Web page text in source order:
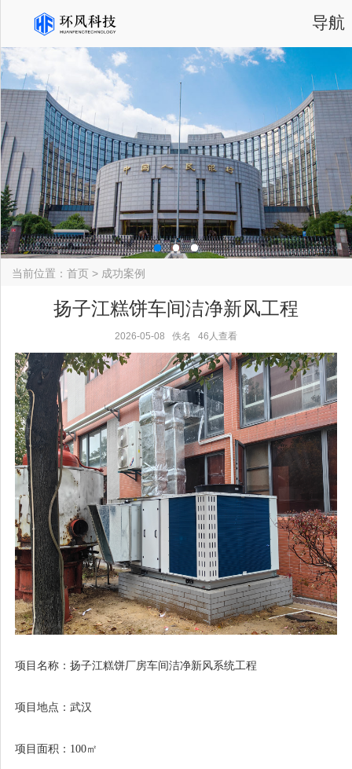
导航
当前位置： 首页> 成功案例
扬子江糕饼车间洁净新风工程
2026-05-08 佚名 46人查看
项目名称：扬子江糕饼厂房车间洁净新风系统工程
项目地点：武汉
项目面积：100㎡